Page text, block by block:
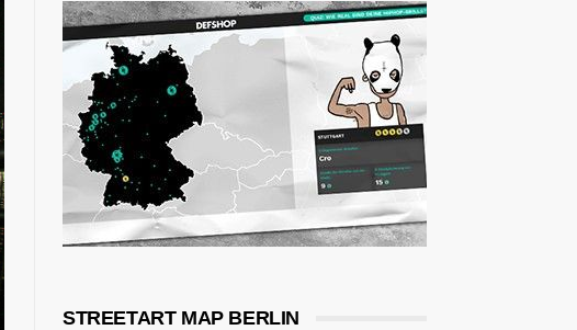
STREETART MAP BERLIN